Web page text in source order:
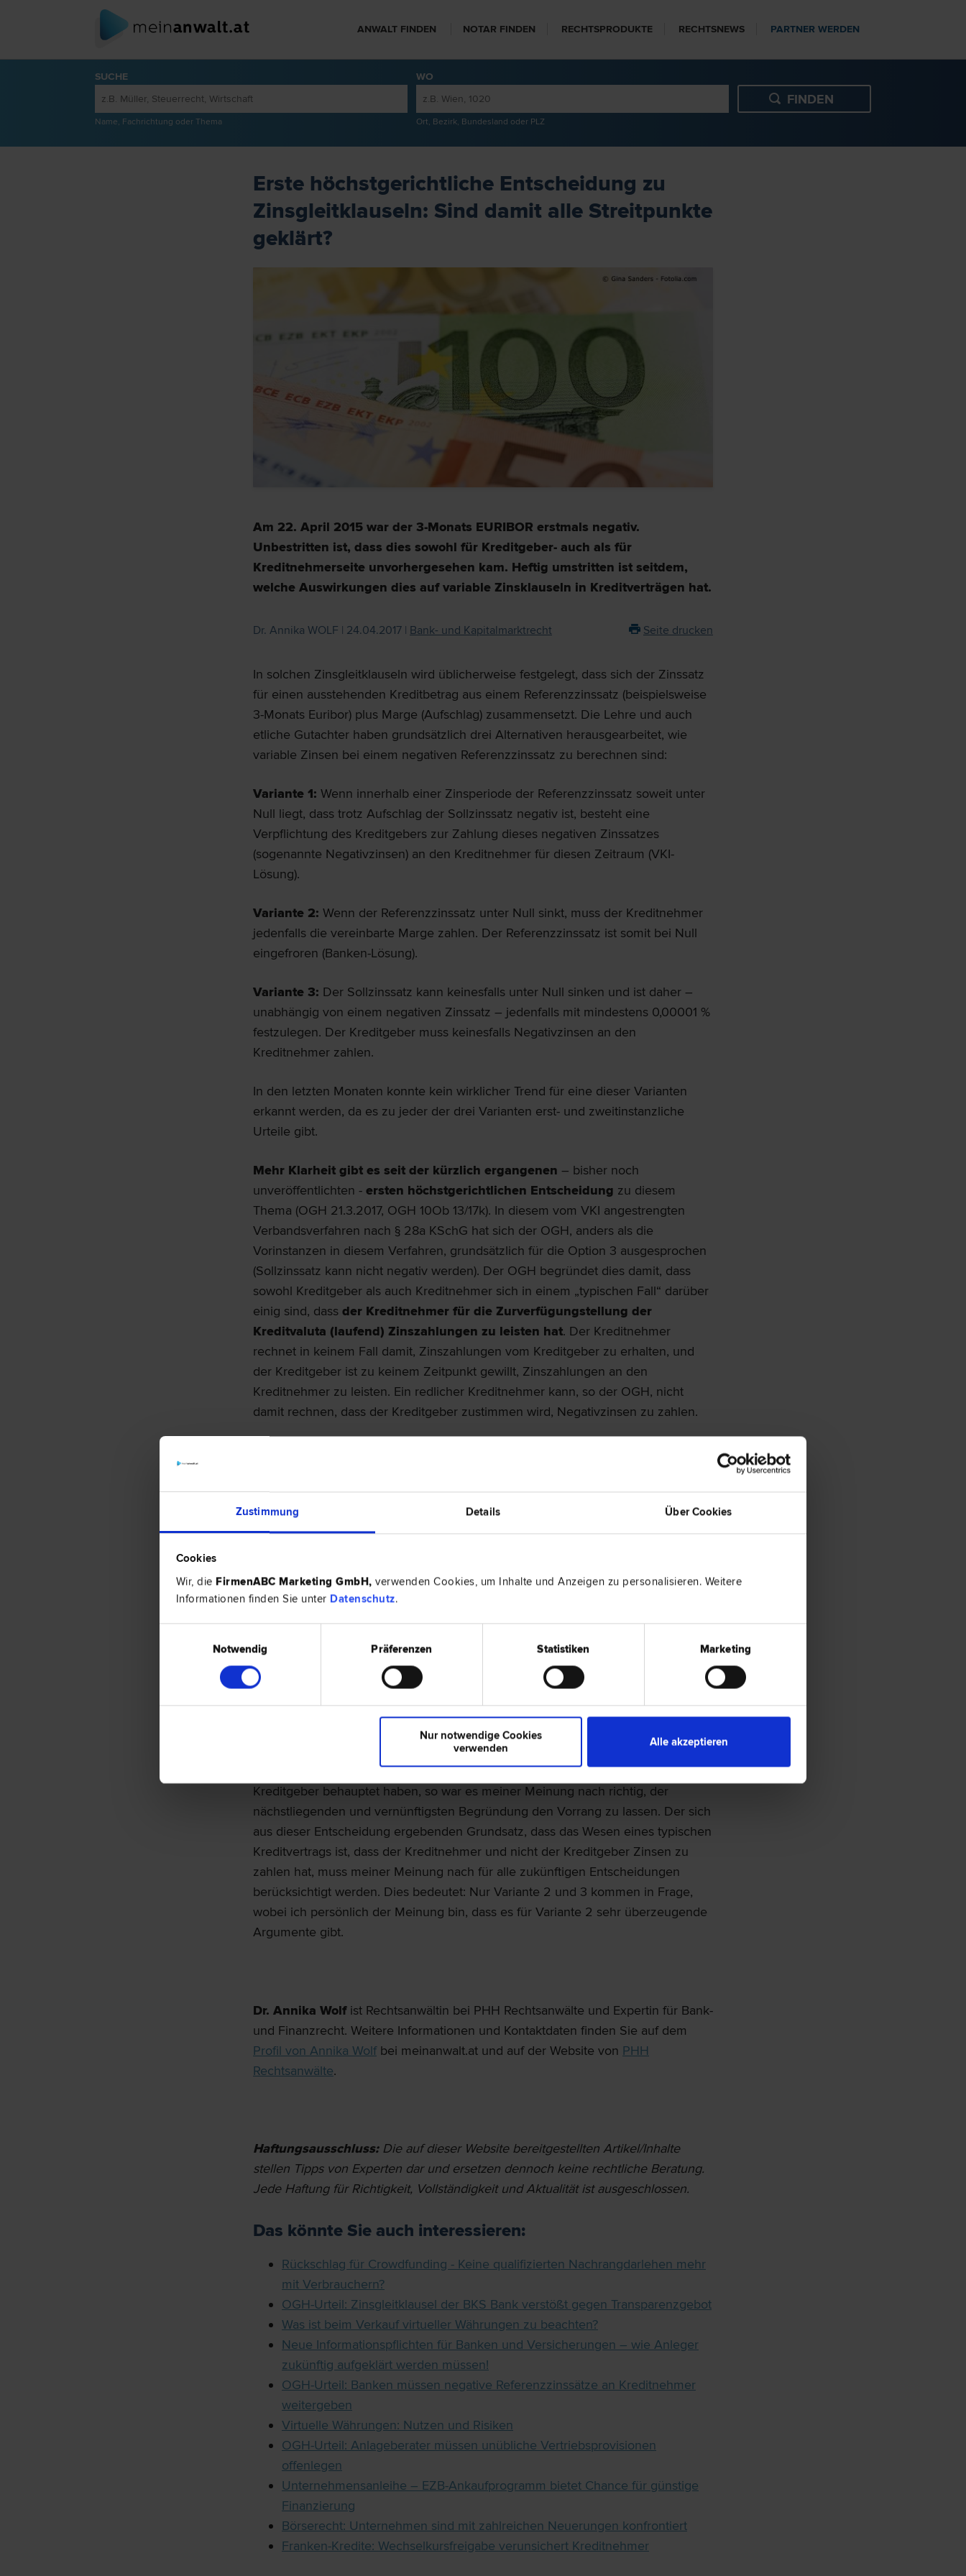
Zustimmung Details Über Cookies
Cookies
Wir, die FirmenABC Marketing GmbH, verwenden Cookies, um Inhalte und Anzeigen zu personalisieren. Weitere
Informationen finden Sie unter Datenschutz.
Notwendig
Präferenzen Statistiken Marketing
Nur notwendige Cookies
verwenden
Alle akzeptieren
ANWALT FINDEN NOTAR FINDEN RECHTSPRODUKTE RECHTSNEWS PARTNER WERDEN
SUCHE
Name, Fachrichtung oder Thema
WO
Ort, Bezirk, Bundesland oder PLZ
Erste höchstgerichtliche Entscheidung zu
Zinsgleitklauseln: Sind damit alle Streitpunkte
geklärt?
Am 22. April 2015 war der 3-Monats EURIBOR erstmals negativ.
Unbestritten ist, dass dies sowohl für Kreditgeber- auch als für
Kreditnehmerseite unvorhergesehen kam. Heftig umstritten ist seitdem,
welche Auswirkungen dies auf variable Zinsklauseln in Kreditverträgen hat.
Dr. Annika WOLF | 24.04.2017 | Bank- und Kapitalmarktrecht Seite drucken
In solchen Zinsgleitklauseln wird üblicherweise festgelegt, dass sich der Zinssatz
für einen ausstehenden Kreditbetrag aus einem Referenzzinssatz (beispielsweise
3-Monats Euribor) plus Marge (Aufschlag) zusammensetzt. Die Lehre und auch
etliche Gutachter haben grundsätzlich drei Alternativen herausgearbeitet, wie
variable Zinsen bei einem negativen Referenzzinssatz zu berechnen sind:
Variante 1: Wenn innerhalb einer Zinsperiode der Referenzzinssatz soweit unter
Null liegt, dass trotz Aufschlag der Sollzinssatz negativ ist, besteht eine
Verpflichtung des Kreditgebers zur Zahlung dieses negativen Zinssatzes
(sogenannte Negativzinsen) an den Kreditnehmer für diesen Zeitraum (VKI-
Lösung).
Variante 2: Wenn der Referenzzinssatz unter Null sinkt, muss der Kreditnehmer
jedenfalls die vereinbarte Marge zahlen. Der Referenzzinssatz ist somit bei Null
eingefroren (Banken-Lösung).
Variante 3: Der Sollzinssatz kann keinesfalls unter Null sinken und ist daher –
unabhängig von einem negativen Zinssatz – jedenfalls mit mindestens 0,00001 %
festzulegen. Der Kreditgeber muss keinesfalls Negativzinsen an den
Kreditnehmer zahlen.
In den letzten Monaten konnte kein wirklicher Trend für eine dieser Varianten
erkannt werden, da es zu jeder der drei Varianten erst- und zweitinstanzliche
Urteile gibt.
Mehr Klarheit gibt es seit der kürzlich ergangenen – bisher noch
unveröffentlichten - ersten höchstgerichtlichen Entscheidung zu diesem
Thema (OGH 21.3.2017, OGH 10Ob 13/17k). In diesem vom VKI angestrengten
Verbandsverfahren nach § 28a KSchG hat sich der OGH, anders als die
Vorinstanzen in diesem Verfahren, grundsätzlich für die Option 3 ausgesprochen
(Sollzinssatz kann nicht negativ werden). Der OGH begründet dies damit, dass
sowohl Kreditgeber als auch Kreditnehmer sich in einem „typischen Fall“ darüber
einig sind, dass der Kreditnehmer für die Zurverfügungstellung der
Kreditvaluta (laufend) Zinszahlungen zu leisten hat. Der Kreditnehmer
rechnet in keinem Fall damit, Zinszahlungen vom Kreditgeber zu erhalten, und
der Kreditgeber ist zu keinem Zeitpunkt gewillt, Zinszahlungen an den
Kreditnehmer zu leisten. Ein redlicher Kreditnehmer kann, so der OGH, nicht
damit rechnen, dass der Kreditgeber zustimmen wird, Negativzinsen zu zahlen.
wie einem Verbandsverfahren inhärent, nicht über die Auslegung einer konkreten
Zinsgleitklausel, sondern über eine Geschäftspraktik der beklagten Bank
entschieden. Die Auslegung eines konkreten Kreditvertrags kann daher dazu
Bank in dem dieser OGH Entscheidung zugrundeliegendem Verfahren immer nur
explizit ausgesprochen, dass er nicht darüber entscheidet, ob die Marge auch bei
einem negativen Referenzzinssatz jedenfalls zu zahlen ist.Es ist daher
weiterhin offen, ob die Variante 2 in einem anderen Verfahren Erfolg haben
Auch wenn die Kreditnehmerseite (inklusive VKI) und Teile der Lehre unter
Heranziehung verschiedenster Argumente eine Zinszahlungspflicht der
Kreditgeber behauptet haben, so war es meiner Meinung nach richtig, der
nächstliegenden und vernünftigsten Begründung den Vorrang zu lassen. Der sich
aus dieser Entscheidung ergebenden Grundsatz, dass das Wesen eines typischen
Kreditvertrags ist, dass der Kreditnehmer und nicht der Kreditgeber Zinsen zu
zahlen hat, muss meiner Meinung nach für alle zukünftigen Entscheidungen
berücksichtigt werden. Dies bedeutet: Nur Variante 2 und 3 kommen in Frage,
wobei ich persönlich der Meinung bin, dass es für Variante 2 sehr überzeugende
Argumente gibt.
Dr. Annika Wolfist Rechtsanwältin bei PHH Rechtsanwälte und Expertin für Bank-
und Finanzrecht. Weitere Informationen und Kontaktdaten finden Sie auf dem
Profil von Annika Wolfbei meinanwalt.at und auf der Website von PHH
Rechtsanwälte.
Haftungsausschluss: Die auf dieser Website bereit­gestellten Artikel/Inhalte
stellen Tipps von Experten dar und ersetzen dennoch keine rechtliche Beratung.
Jede Haftung für Richtigkeit, Vollständigkeit und Aktualität ist ausgeschlossen.
Das könnte Sie auch interessieren:
Rückschlag für Crowdfunding - Keine qualifizierten Nachrangdarlehen mehr
mit Verbrauchern?
OGH-Urteil: Zinsgleitklausel der BKS Bank verstößt gegen Transparenzgebot
Was ist beim Verkauf virtueller Währungen zu beachten?
Neue Informationspflichten für Banken und Versicherungen – wie Anleger
zukünftig aufgeklärt werden müssen!
OGH-Urteil: Banken müssen negative Referenzzinssätze an Kreditnehmer
weitergeben
Virtuelle Währungen: Nutzen und Risiken
OGH-Urteil: Anlageberater müssen unübliche Vertriebsprovisionen
offenlegen
Unternehmensanleihe – EZB-Ankaufprogramm bietet Chance für günstige
Finanzierung
Börserecht: Unternehmen sind mit zahlreichen Neuerungen konfrontiert
Franken-Kredite: Wechselkursfreigabe verunsichert Kreditnehmer